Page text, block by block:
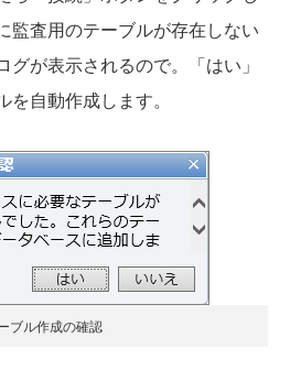
監査用のテーブルが存在しない
が表示されるので。「はい」
自動作成します。
ブル作成の確認